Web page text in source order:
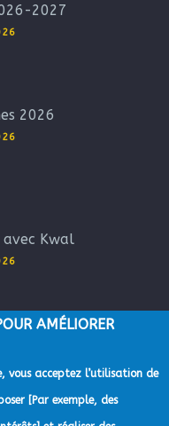
2027
2026
Kwal
AMÉLIORER
vous acceptez l’utilisation de
[Par exemple, des